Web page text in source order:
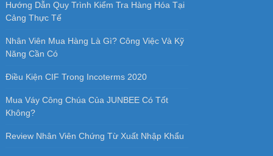
Hướng Dẫn Quy Trình Kiểm Tra Hàng Hóa Tại
Cảng Thực Tế
Nhân Viên Mua Hàng Là Gì? Công Việc Và Kỹ
Năng Cần Có
Điều Kiện CIF Trong Incoterms 2020
Mua Váy Công Chúa Của JUNBEE Có Tốt
Không?
Review Nhân Viên Chứng Từ Xuất Nhập Khẩu